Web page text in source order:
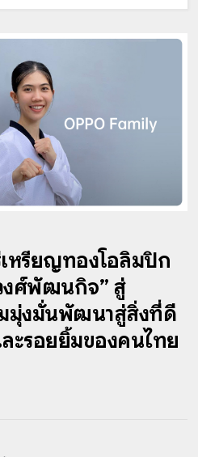
หรียญทองโอลิมปิก
งศ์พัฒนกิจ” สู่
มมุ่งมั่นพัฒนาสู่สิ่งที่ดี
ะรอยยิ้มของคนไทย